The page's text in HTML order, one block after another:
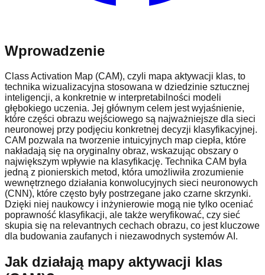
Wprowadzenie
Class Activation Map (CAM), czyli mapa aktywacji klas, to
technika wizualizacyjna stosowana w dziedzinie sztucznej
inteligencji, a konkretnie w interpretabilności modeli
głębokiego uczenia. Jej głównym celem jest wyjaśnienie,
które części obrazu wejściowego są najważniejsze dla sieci
neuronowej przy podjęciu konkretnej decyzji klasyfikacyjnej.
CAM pozwala na tworzenie intuicyjnych map ciepła, które
nakładają się na oryginalny obraz, wskazując obszary o
największym wpływie na klasyfikację. Technika CAM była
jedną z pionierskich metod, która umożliwiła zrozumienie
wewnętrznego działania konwolucyjnych sieci neuronowych
(CNN), które często były postrzegane jako czarne skrzynki.
Dzięki niej naukowcy i inżynierowie mogą nie tylko oceniać
poprawność klasyfikacji, ale także weryfikować, czy sieć
skupia się na relevantnych cechach obrazu, co jest kluczowe
dla budowania zaufanych i niezawodnych systemów AI.
Jak działają mapy aktywacji klas